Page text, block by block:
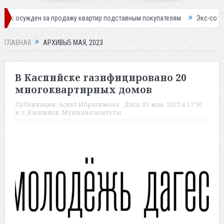
квартир подставным покупателям Экс-сотрудница
ГЛАВНАЯ АРХИВЫ5 МАЯ, 2023
В Каспийске газифицировано 20
многоквартирных домов
Публикация: Асият Ибрагимова Дата: 05 мая, 2023 в 17:50
в: г. Каспийск, Муниципалитеты